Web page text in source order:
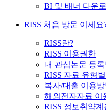
BI 및 배너 다운
RISS 처음 방문 이세요
RISS란?
RISS 이용권한
내 관심논문 등록
RISS 자료 유형
복사/대출 이용방
해외전자자료 이
RISS 정보취약